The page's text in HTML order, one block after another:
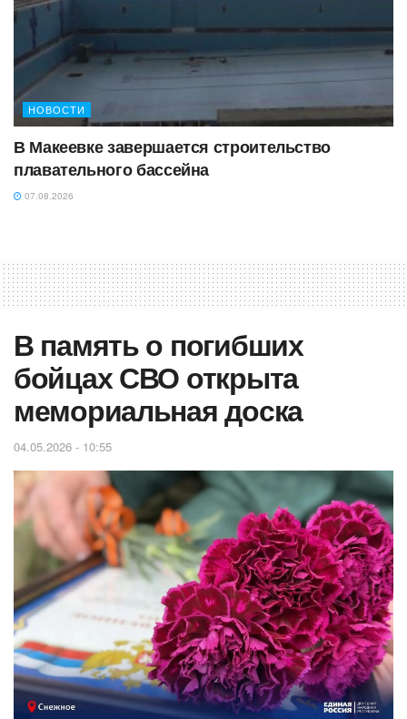
НОВОСТИ
В Макеевке завершается строительство
плавательного бассейна
07.08.2026
В память о погибших
бойцах СВО открыта
мемориальная доска
04.05.2026 - 10:55